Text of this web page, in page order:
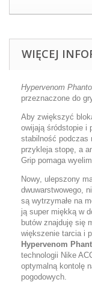
WIĘCEJ
Hypervenom
przeznaczone do
Aby zwiększyć
owijają śródstopie i
stabilność podczas
przykleja stopę, a
Grip pomaga
Nowy, ulepszony
dwuwarstwowego,
są wytrzymałe na
ją super miękką w
butów znajduję się
większenie tarcia i
Hypervenom
technologii Nike
optymalną kontolę
pogodowych.